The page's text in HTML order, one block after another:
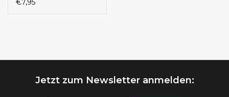
€7,95
Jetzt zum Newsletter anmelden: